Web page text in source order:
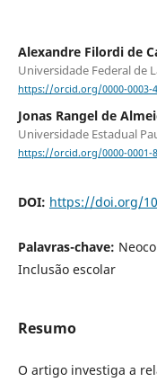
Alexandre Filordi de
Universidade Federal de
https://orcid.org/0000-0003-
Jonas Rangel de
Universidade Estadual
https://orcid.org/0000-0001-
DOI: https://doi.org/
Palavras-chave:
Inclusão escolar
Resumo
O artigo investiga a